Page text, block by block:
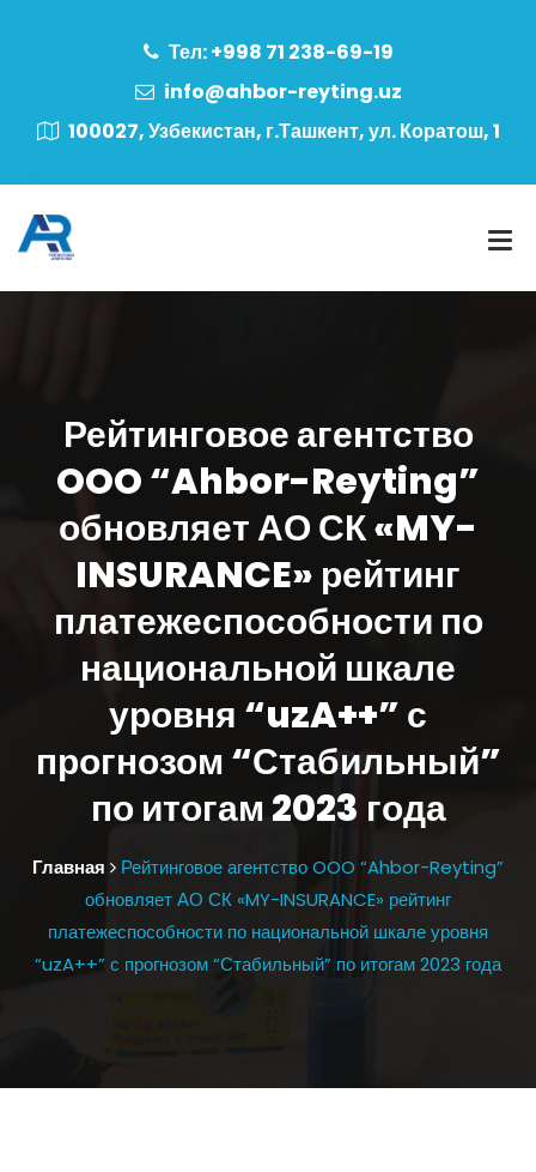
Тел: +998 71 238-69-19
info@ahbor-reyting.uz
100027, Узбекистан, г.Ташкент, ул. Коратош, 1
Рейтинговое агентство
OOO “Ahbor-Reyting”
обновляет АО СК «MY-
INSURANCE» рейтинг
платежеспособности по
национальной шкале
уровня “uzA++” с
прогнозом “Стабильный”
по итогам 2023 года
Главная
Рейтинговое агентство OOO “Ahbor-Reyting”
обновляет АО СК «MY-INSURANCE» рейтинг
платежеспособности по национальной шкале уровня
“uzA++” с прогнозом “Стабильный” по итогам 2023 года